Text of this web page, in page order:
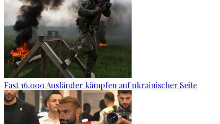
Fast 16.000 Ausländer kämpfen auf ukrainischer Seite